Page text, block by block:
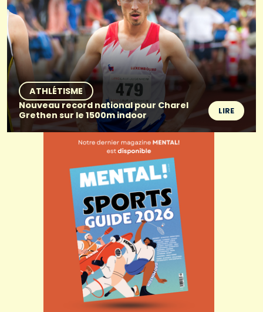
ATHLÉTISME
Nouveau record national pour Charel
Grethen sur le 1500m indoor
LIRE